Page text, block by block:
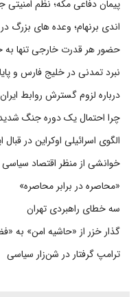
پیمان دفاعی مکه؛ نظم امنیتی
اندی برنهام؛ وعده های
حضور هر قدرت خارجی تنها به
نبرد تمدنی در خلیج فارس و
درباره لزوم گسترش روابط
چرا احتمال یک دوره جنگ شدید
الگوی اسرائیلی اوکراین در قبال
خوانشی از منظر اقتصاد سیاسی
«محاصره در برابر محاصره»
سه خطای راهبردی تهران
گذار خزر از «حاشیه امن» به
ترامپ گرفتار در شن‌زار سیاسی